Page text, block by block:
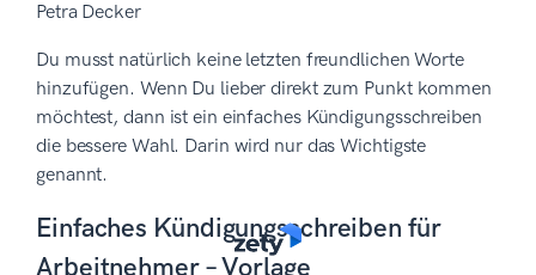
Petra Decker
Du musst natürlich keine letzten freundlichen Worte
hinzufügen. Wenn Du lieber direkt zum Punkt kommen
möchtest, dann ist ein einfaches Kündigungsschreiben
die bessere Wahl. Darin wird nur das Wichtigste
genannt.
Einfaches Kündigungsschreiben für